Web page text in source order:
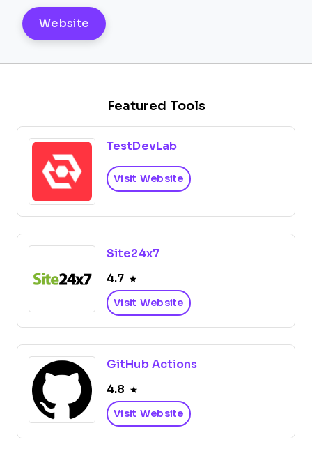
Website
Featured Tools
TestDevLab
Visit Website
Site24x7
4.7
Visit Website
GitHub Actions
4.8
Visit Website